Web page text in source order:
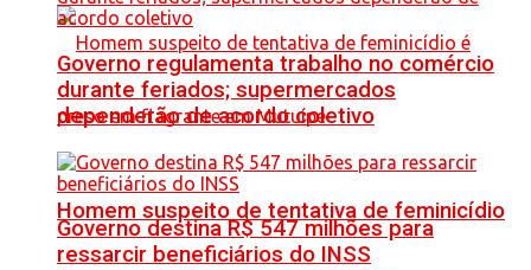
Homem suspeito de tentativa de feminicídio
Governo regulamenta trabalho no comércio
durante feriados; supermercados
dependerão de acordo coletivo
Governo destina R$ 547 milhões para
ressarcir beneficiários do INSS